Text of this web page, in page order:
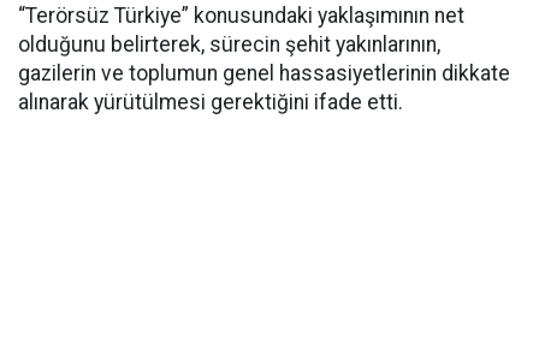
“Terörsüz Türkiye” konusundaki yaklaşımının net
olduğunu belirterek, sürecin şehit yakınlarının,
gazilerin ve toplumun genel hassasiyetlerinin dikkate
alınarak yürütülmesi gerektiğini ifade etti.